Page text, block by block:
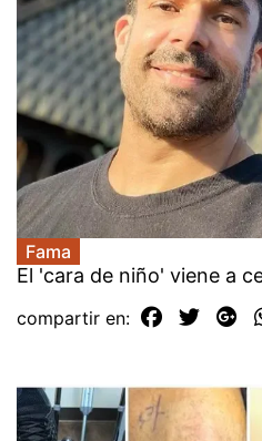
Fama
El 'cara de niño' viene a
compartir en: